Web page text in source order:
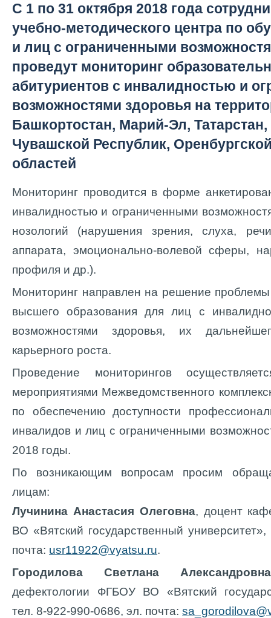
С 1 по 31 октября 2018 года
учебно-методического центра по
и лиц с ограниченными
проведут мониторинг
абитуриентов с инвалидностью и
возможностями здоровья на
Башкортостан, Марий-Эл,
Чувашской Республик,
областей
Мониторинг проводится в форме
инвалидностью и ограниченными
нозологий (нарушения зрения, слуха,
аппарата, эмоционально-волевой сферы,
профиля и др.).
Мониторинг направлен на решение проблемы
высшего образования для лиц с
возможностями здоровья, их
карьерного роста.
Проведение мониторингов
мероприятиями Межведомственного
по обеспечению доступности
инвалидов и лиц с ограниченными
2018 годы.
По возникающим вопросам просим
лицам:
Лучинина Анастасия Олеговна, доцент
ВО «Вятский государственный
почта: usr11922@vyatsu.ru.
Городилова Светлана Александровна
дефектологии ФГБОУ ВО «Вятский
тел. 8-922-990-0686, эл. почта: